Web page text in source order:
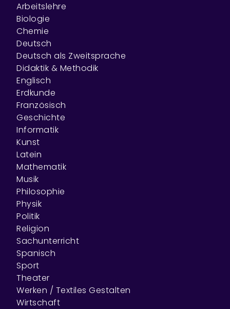
Arbeitslehre
Biologie
Chemie
Deutsch
Deutsch als Zweitsprache
Didaktik & Methodik
Englisch
Erdkunde
Französisch
Geschichte
Informatik
Kunst
Latein
Mathematik
Musik
Philosophie
Physik
Politik
Religion
Sachunterricht
Spanisch
Sport
Theater
Werken / Textiles Gestalten
Wirtschaft